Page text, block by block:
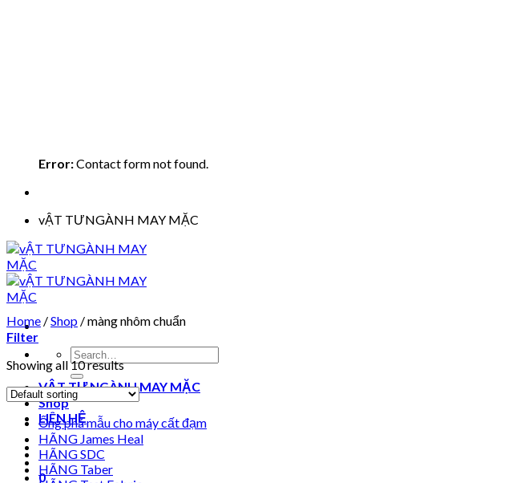
Error:Contact form not found.
vẬT TƯNGÀNH MAY MẶC
Search
for:
VẬT TƯ NGÀNH MAY MẶC
Shop
LIÊN HỆ
0
Home /Shop /màng nhôm chuẩn
Filter
Showing all 10 results
Ống phá mẫu cho máy cất đạm
HÃNG James Heal
HÃNG SDC
HÃNG Taber